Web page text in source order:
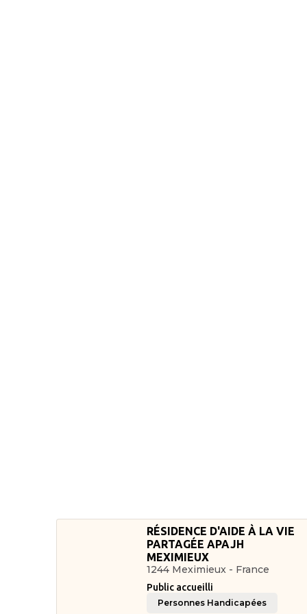
RÉSIDENCE D'AIDE À LA VIE
PARTAGÉE APAJH
MEXIMIEUX
1244 Meximieux - France
Public accueilli
Personnes Handicapées